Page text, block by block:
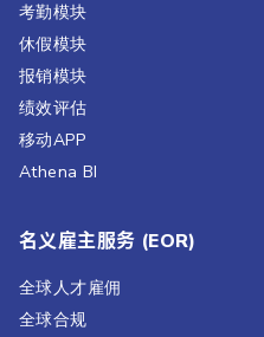
考勤模块
休假模块
报销模块
绩效评估​
移动APP
Athena BI
名义雇主服务 (EOR)
全球人才雇佣
全球合规